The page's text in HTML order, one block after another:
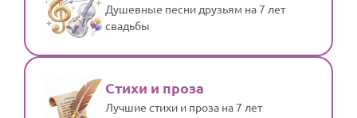
Душевные песни друзьям на 7 лет
свадьбы
Стихи и проза
Лучшие стихи и проза на 7 лет